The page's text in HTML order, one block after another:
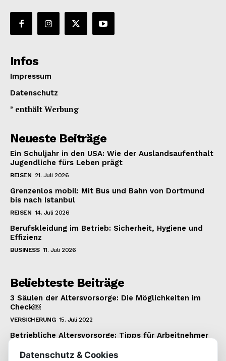
Infos
Impressum
Datenschutz
* enthält Werbung
Neueste Beiträge
Ein Schuljahr in den USA: Wie der Auslandsaufenthalt
Jugendliche fürs Leben prägt
REISEN 21. Juli 2026
Grenzenlos mobil: Mit Bus und Bahn von Dortmund
bis nach Istanbul
REISEN 14. Juli 2026
Berufskleidung im Betrieb: Sicherheit, Hygiene und
Effizienz
BUSINESS 11. Juli 2026
Beliebteste Beiträge
3 Säulen der Altersvorsorge: Die Möglichkeiten im
Check￼
VERSICHERUNG 15. Juli 2022
Betriebliche Altersvorsorge: Tipps für Arbeitnehmer
Datenschutz & Cookies